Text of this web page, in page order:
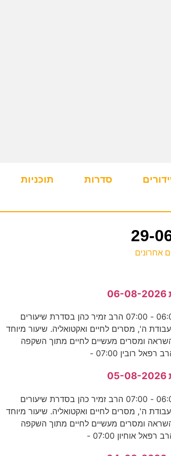
סדרות תוכניות
אחרונים
הרב זמיר כהן 06:00 - 07:00 הרב זמיר כהן בסדרת שיעורים
ה', מסרים לחיים ואקטואליה. שיעור מיוחד
ומסרים מעשיים לחיים מתוך השקפה
רובין 07:00 -
הרב זמיר כהן 06:00 - 07:00 הרב זמיר כהן בסדרת שיעורים
ה', מסרים לחיים ואקטואליה. שיעור מיוחד
ומסרים מעשיים לחיים מתוך השקפה
אוחיון 07:00 -